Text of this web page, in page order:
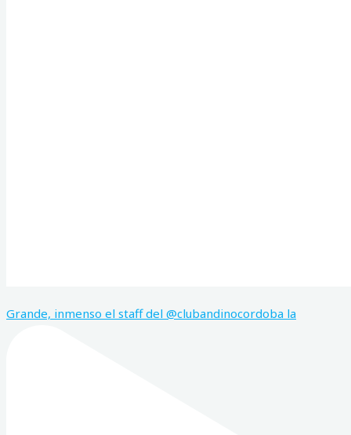
Grande, inmenso el staff del @clubandinocordoba la